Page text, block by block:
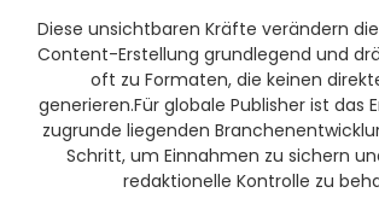
Diese unsichtbaren Kräfte verändern
Content-Erstellung grundlegend und
oft zu Formaten, die keinen
generieren.Für globale Publisher ist das
zugrunde liegenden
Schritt, um Einnahmen zu sichern
redaktionelle Kontrolle zu